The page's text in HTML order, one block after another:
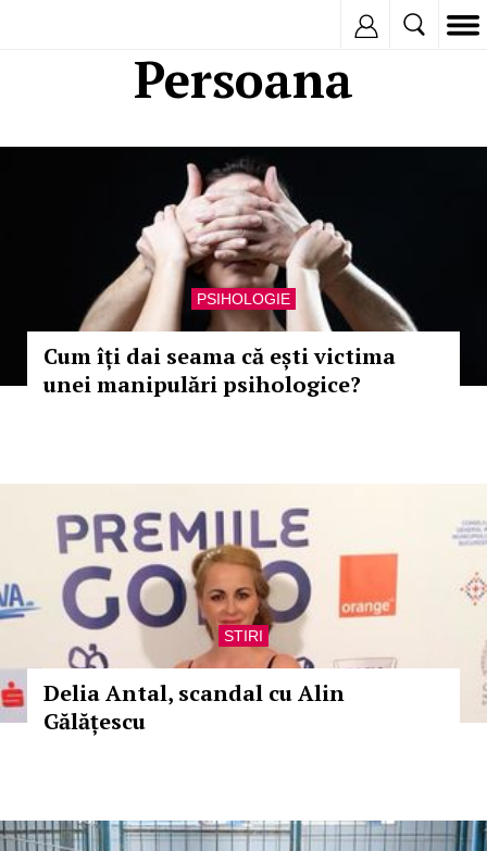
Persoana
PSIHOLOGIE
Cum îți dai seama că ești victima
unei manipulări psihologice?
STIRI
Delia Antal, scandal cu Alin
Gălățescu